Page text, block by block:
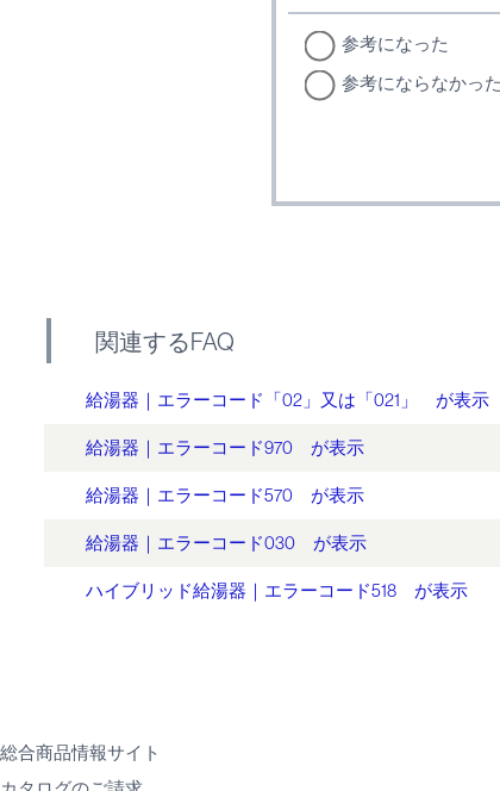
参考になった
参考にならなかった
関連するFAQ
給湯器｜エラーコード「02」又は「021」 が表示
給湯器｜エラーコード970 が表示
給湯器｜エラーコード570 が表示
給湯器｜エラーコード030 が表示
ハイブリッド給湯器｜エラーコード518 が表示
総合商品情報サイト